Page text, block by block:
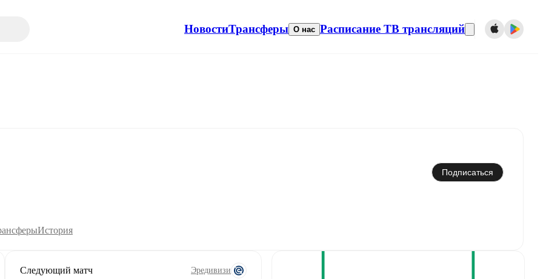
НовостиТрансферы О нас Расписание ТВ трансляций
Подписаться
История
Следующий матч Эредивизи